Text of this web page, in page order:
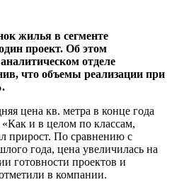
жилья в сегменте
проект. Об этом
отделе
что объемы реализации при
цена кв. метра в конце года
и в целом по классам,
прирост. По сравнению с
года, цена увеличилась на
готовности проектов и
в компании.